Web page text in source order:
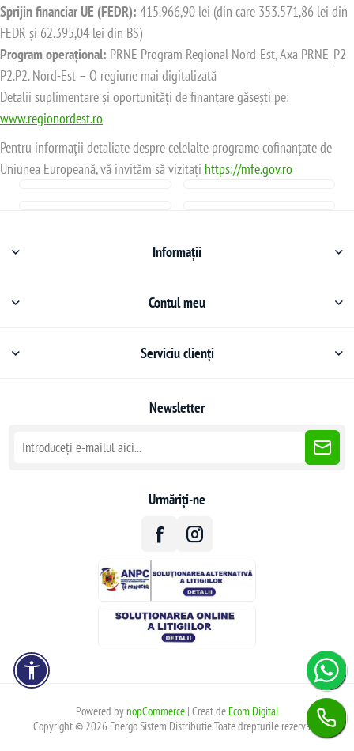
Sprijin financiar UE (FEDR): 415.966,90 lei (din care 353.571,86 lei din
FEDR și 62.395,04 lei din BS)
Program operațional: PRNE Program Regional Nord-Est, Axa PRNE_P2
P2.P2. Nord-Est – O regiune mai digitalizată
Detalii suplimentare și oportunități de finanțare găsești pe:
www.regionordest.ro
Pentru informații detaliate despre celelalte programe cofinanțate de
Uniunea Europeană, vă invităm să vizitați https://mfe.gov.ro
Informații
Contul meu
Serviciu clienți
Newsletter
Urmăriți-ne
Powered bynopCommerce| Creat de Ecom Digital
Copyright © 2026 Energo Sistem Distributie.Toate drepturile rezervate.